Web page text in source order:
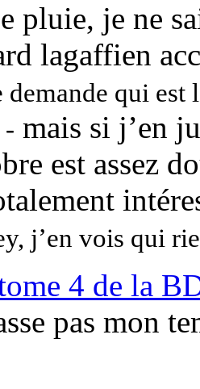
pluie, je ne
lagaffien
demande qui est
- mais si j’en
est assez
j’en vois qui
4 de la
pas mon